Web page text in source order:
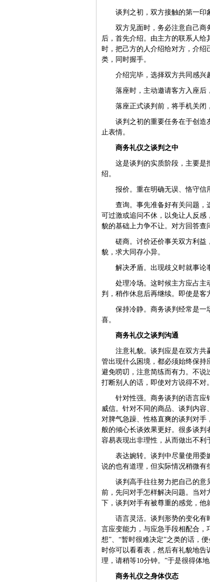
谈判之初，双方接触的第一印
双方见面时，务必注意自己商
后，首先介绍。由主方的联系人
时，把己方的人介绍给对方，介绍
类，同时握手。
介绍完毕，选择双方共同感兴
落座时，主动邀请客方入座后
落座正式谈判前，将手机关闭
谈判之初的重要任务在于创造
止表情。
商务礼仪之谈判之中
这是谈判的实质阶段，主要是
绍。
报价。重在明确无误、恪守信
查询。事先准备好有关问题，
可过激或追问不休，以免让人反
貌的基础上力争不让。对方回答查
磋商。讨价还价事关双方利益
貌，求大同存小异。
解决矛盾。出现歧义时就事论
处理冷场。这时候主方应占主
判，稍作休息后再继续。即使是客
保持冷静。商务谈判经常是一
喜。
商务礼仪之谈判沟通
注意礼貌。谈判应是在双方共
管出现什么困境，都必须始终保
避免唠叨，注意简练而有力。不说
打断别人的话，即使对方说得不对
针对性强。商务谈判的语言应
威信。针对不同的商品、谈判内容
对脾气急躁、性格直爽的谈判对手
般的倾心长谈效果更好。很多谈
容易表现出非理性，从而做出不利
表达婉转。谈判中尽量使用委
说的也有道理，但实际情况稍微有
谈判高手往往努力把自己的意
前，先问对手怎样解决问题。当
下，谈判对手有被尊重的感觉，他
语言灵活。谈判形势的变化有
言应变能力，与应急手段相配合，
想”、“暂时很难决定”之类的话，
时你可以看看表，然后有礼貌地告
理，请稍等10分钟。”于是很得体
商务礼仪之身体仪态